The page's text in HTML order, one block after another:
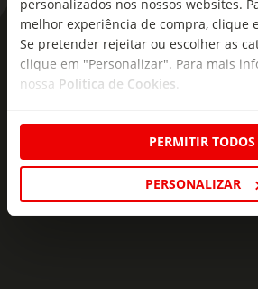
personalizados nos nossos websites.
melhor experiência de compra, clique
Se pretender rejeitar ou escolher as
clique em "Personalizar". Para mais
nossa Política de Cookies.
PERMITIR TODOS
PERSONALIZAR
Protect & Moisture
As novidades mais
seu e-mail!
ofertas e novidades para si.
Insira o seu e-